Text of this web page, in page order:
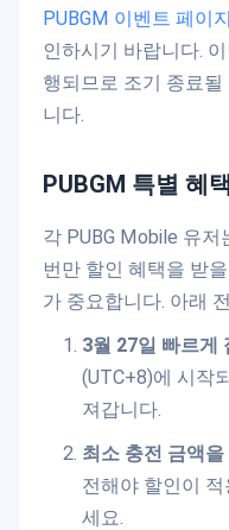
PUBGM 이벤트 페이지
인하시기 바랍니다.
행되므로 조기 종료
니다.
PUBGM 특별 혜
각 PUBG Mobile 유
번만 할인 혜택을 받
가 중요합니다. 아래
3월 27일 빠르게
(UTC+8)에 시작
져갑니다.
최소 충전 금액
전해야 할인이
세요.